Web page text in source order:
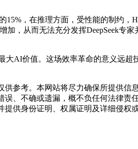
，在推理方面，受性能的制约，
，从而无法充分发挥DeepSeek专
大AI价值。这场效率革命的意义远
参考。本网站将尽力确保所提供信
、不确或遗漏，概不负任何法律责
供身份证明、权属证明及详细侵权